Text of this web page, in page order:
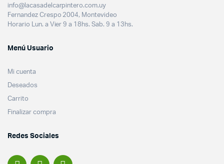
info@lacasadelcarpintero.com.uy
Fernandez Crespo 2004, Montevideo
Horario Lun. a Vier 9 a 18hs. Sab. 9 a 13hs.
Menú Usuario
Mi cuenta
Deseados
Carrito
Finalizar compra
Redes Sociales